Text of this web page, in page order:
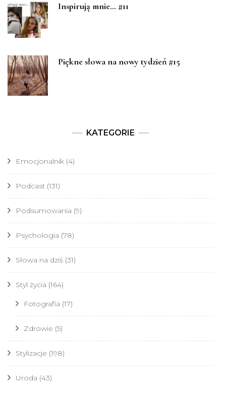
Inspirują mnie… #11
Piękne słowa na nowy tydzień #15
KATEGORIE
Emocjonalnik (4)
Podcast (131)
Podsumowania (9)
Psychologia (78)
Słowa na dziś (31)
Styl życia (164)
Fotografia (17)
Zdrowie (5)
Stylizacje (198)
Uroda (43)